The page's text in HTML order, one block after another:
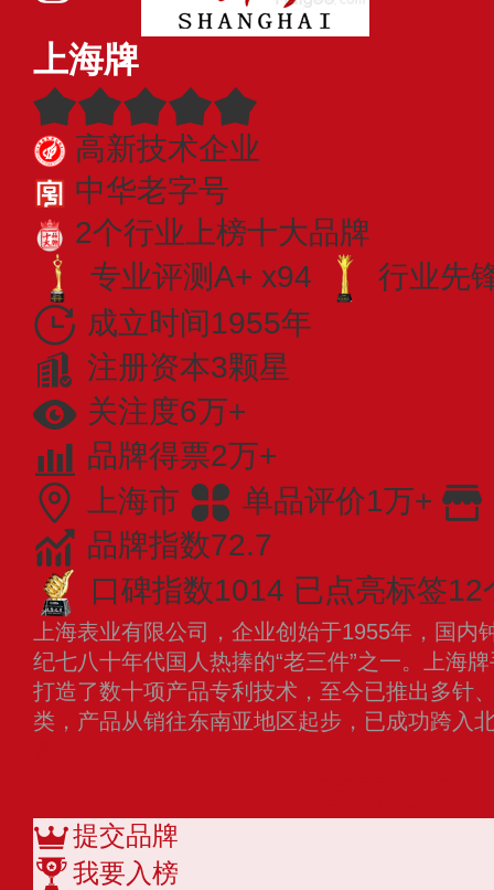
上海牌
高新技术企业
中华老字号
2个行业上榜十大品牌
专业评测A+ x94
行业先
成立时间1955年
注册资本3颗星
关注度6万+
品牌得票2万+
上海市
单品评价1万+
品牌指数72.7
口碑指数1014 已点亮标签12
上海表业有限公司，企业创始于1955年，国
纪七八十年代国人热捧的“老三件”之一。上海
打造了数十项产品专利技术，至今已推出多针
类，产品从销往东南亚地区起步，已成功跨入
提交品牌
我要入榜